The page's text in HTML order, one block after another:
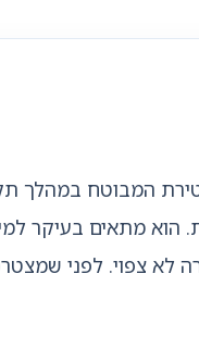
המבוטח במהלך
הוא מתאים בעיקר
לא צפוי. לפני